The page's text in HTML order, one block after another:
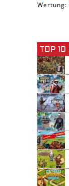
Wertung:
TOP 10